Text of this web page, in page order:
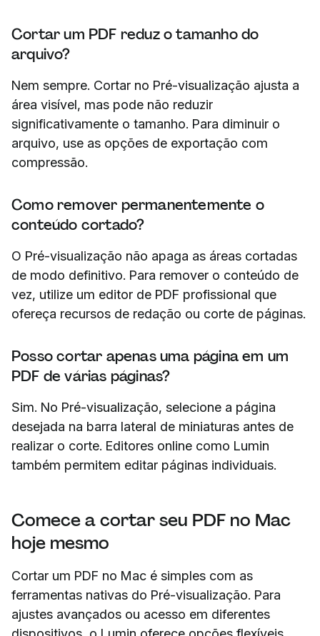
Cortar um PDF reduz o tamanho do
arquivo?
Nem sempre. Cortar no Pré-visualização ajusta a
área visível, mas pode não reduzir
significativamente o tamanho. Para diminuir o
arquivo, use as opções de exportação com
compressão.
Como remover permanentemente o
conteúdo cortado?
O Pré-visualização não apaga as áreas cortadas
de modo definitivo. Para remover o conteúdo de
vez, utilize um editor de PDF profissional que
ofereça recursos de redação ou corte de páginas.
Posso cortar apenas uma página em um
PDF de várias páginas?
Sim. No Pré-visualização, selecione a página
desejada na barra lateral de miniaturas antes de
realizar o corte. Editores online como Lumin
também permitem editar páginas individuais.
Comece a cortar seu PDF no Mac
hoje mesmo
Cortar um PDF no Mac é simples com as
ferramentas nativas do Pré-visualização. Para
ajustes avançados ou acesso em diferentes